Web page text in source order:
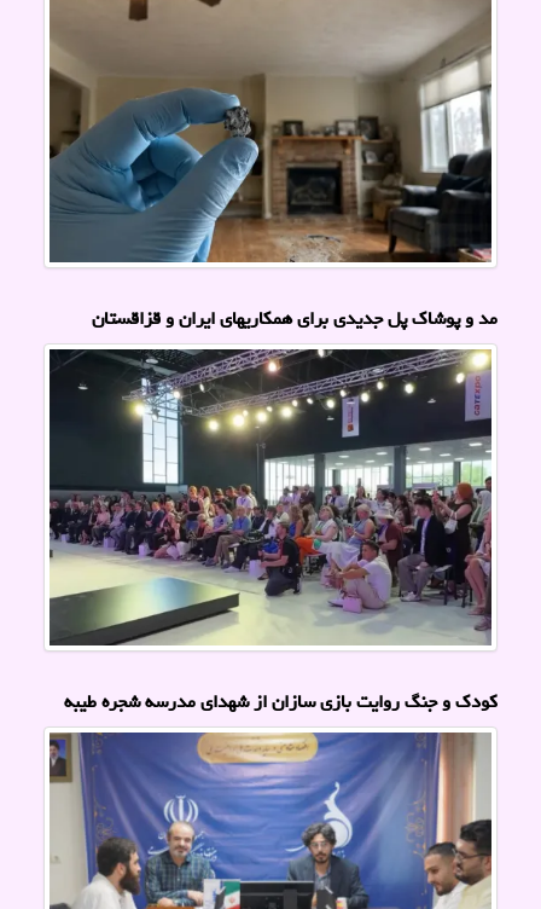
مد و پوشاک پل جدیدی برای همکاریهای ایران و قزاقستان
کودک و جنگ روایت بازی سازان از شهدای مدرسه شجره طیبه